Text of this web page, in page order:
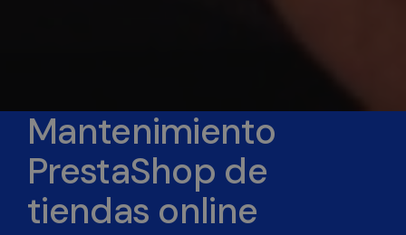
Mantenimiento
PrestaShop de
tiendas online